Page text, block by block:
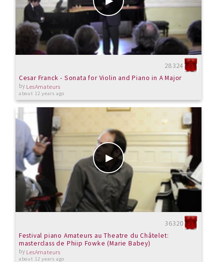
28324
Cesar Franck - Sonata for Violin and Piano in A Major
by LesAmateurs
about 12 years ago
36320
Festival piano Amateurs au Theatre du Châtelet:
masterclass de Phiip Fowke (Marie Babey)
by LesAmateurs
about 12 years ago